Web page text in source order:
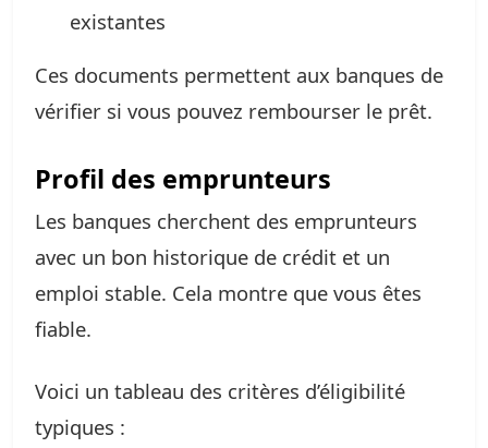
existantes
Ces documents permettent aux banques de
vérifier si vous pouvez rembourser le prêt.
Profil des emprunteurs
Les banques cherchent des emprunteurs
avec un bon historique de crédit et un
emploi stable. Cela montre que vous êtes
fiable.
Voici un tableau des critères d’éligibilité
typiques :